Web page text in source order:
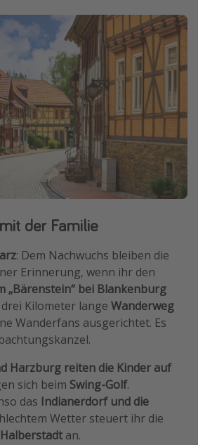
der Familie
: Dem Nachwuchs bleiben die
Erinnerung, wenn ihr den
„Bärenstein“ bei Blankenburg
Kilometer lange Wanderweg
Wanderfans ausgerichtet. Es
Harzburg reiten die Kinder auf
sich beim Swing-Golf.
das Indianerdorf und die
Wetter steuert ihr die
an.